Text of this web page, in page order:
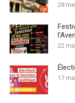
28
22
17